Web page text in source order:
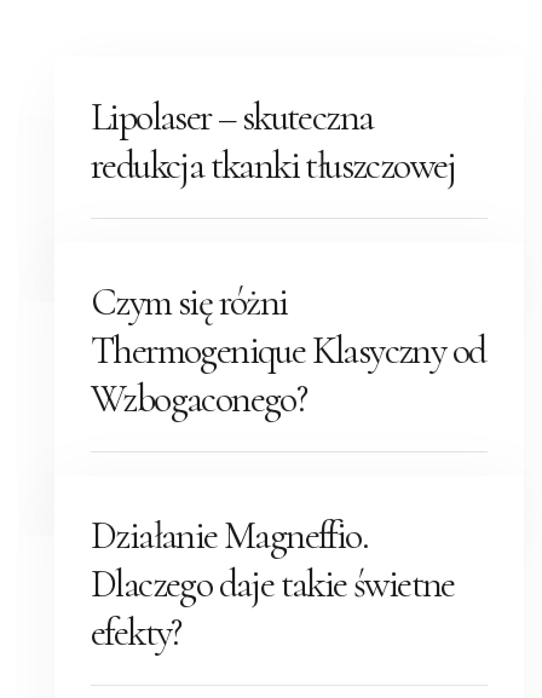
Lipolaser – skuteczna
redukcja tkanki tłuszczowej
13.04.21
Czym się różni
Thermogenique Klasyczny od
Wzbogaconego?
26.02.21
Działanie Magneffio.
Dlaczego daje takie świetne
efekty?